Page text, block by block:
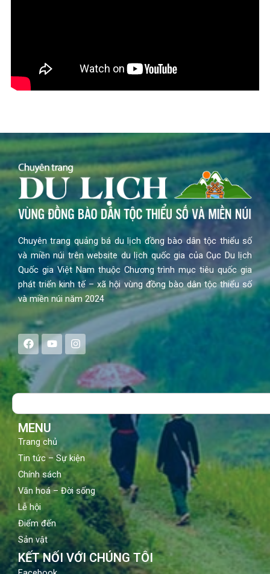
Chuyên trang quảng bá du lịch đồng bào dân tộc thiểu số
và miền núi trên website du lịch quốc gia của Cục Du lịch
Quốc gia Việt Nam thuộc Chương trình mục tiêu quốc gia
phát triển kinh tế – xã hội vùng đồng bào dân tộc thiểu số
và miền núi năm 2024
F
a
c
e
b
o
Y
o
u
t
u
b
I
n
s
a
g
Search
MENU
Trang chủ
Tin tức – Sự kiện
Chính sách
Văn hoá – Đời sống
Lễ hội
Điểm đến
Sản vật
KẾT NỐI VỚI CHÚNG TÔI